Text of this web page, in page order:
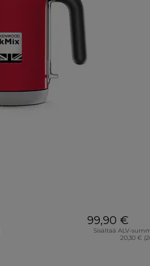
99,90 €
Sisältää ALV-
20,30 €